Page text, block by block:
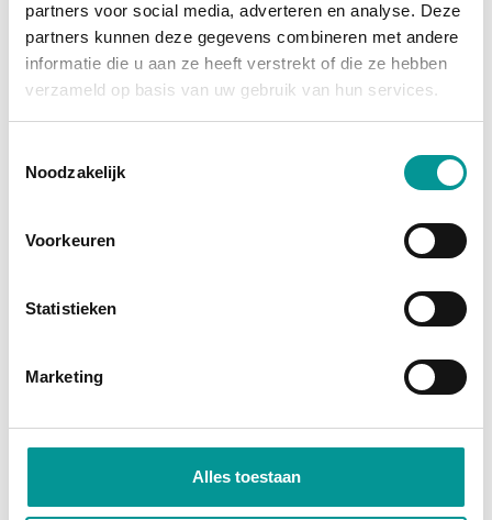
partners voor social media, adverteren en analyse. Deze
partners kunnen deze gegevens combineren met andere
informatie die u aan ze heeft verstrekt of die ze hebben
verzameld op basis van uw gebruik van hun services.
Noodzakelijk
Voorkeuren
Statistieken
Marketing
Alles toestaan
grootste afschrijving is al gedaan, en je profiteert
van
fiscale voordelenzoals investeringsaftrek en
btw-teruggave (bij een btw-auto). Je wordt namelijk
vrij houdt voor andere investeringen.